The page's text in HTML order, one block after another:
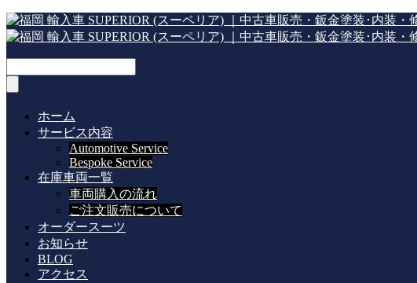
ホーム
サービス内容
Automotive Service
Bespoke Service
在庫車両一覧
車両購入の流れ
ご注文販売について
オーダースーツ
お知らせ
BLOG
アクセス